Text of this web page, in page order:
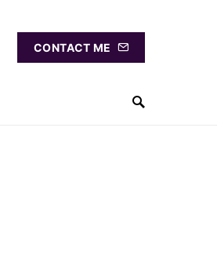
CONTACT ME